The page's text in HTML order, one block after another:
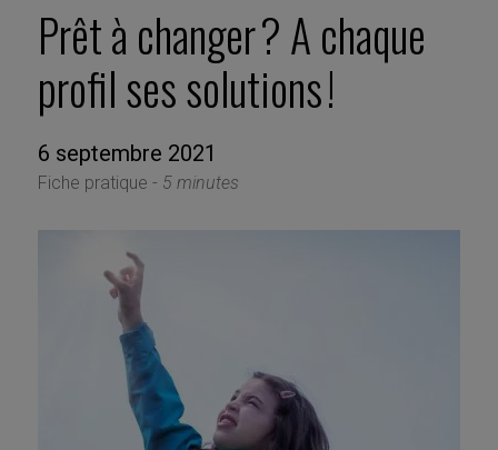
Prêt à changer ? A chaque
profil ses solutions !
6 septembre 2021
Fiche pratique - 5 minutes